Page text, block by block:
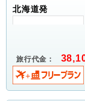
北海道発
旅行代金：